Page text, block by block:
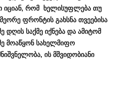
იციან, რომ ხელისუფლება თუ
ფრონტის გახსნა თვეებისა
დღის საქმე იქნება და ამიტომ
მოაწყონ სახელმიფო
ის მშვიდობიანი